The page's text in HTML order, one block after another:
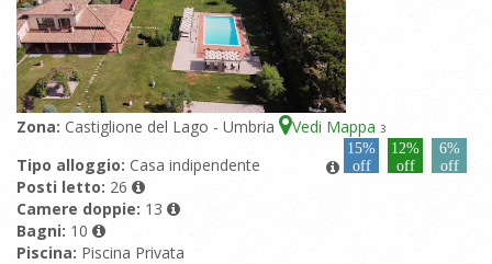
Zona: Castiglione del Lago - Umbria Vedi Mappa 3
15%
off
12%
off
6%
off
Tipo alloggio: Casa indipendente
Posti letto: 26
Camere doppie: 13
Bagni: 10
Piscina: Piscina Privata